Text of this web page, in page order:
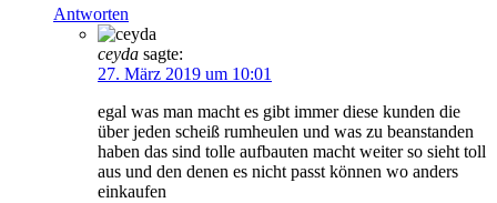
Antworten
ceyda sagte:
27. März 2019 um 10:01
egal was man macht es gibt immer diese kunden die
über jeden scheiß rumheulen und was zu beanstanden
haben das sind tolle aufbauten macht weiter so sieht toll
aus und den denen es nicht passt können wo anders
einkaufen